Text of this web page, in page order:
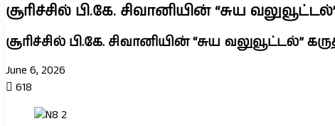
சூரிச்சில் பி.கே. சிவானியின் “சுய
சூரிச்சில் பி.கே. சிவானியின் “சுய வலுவூட்டல்”
June 6, 2026
618